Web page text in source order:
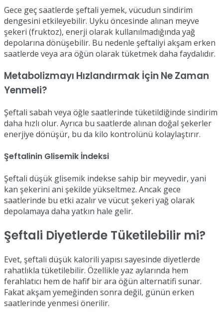
Gece geç saatlerde şeftali yemek, vücudun sindirim
dengesini etkileyebilir. Uyku öncesinde alınan meyve
şekeri (fruktoz), enerji olarak kullanılmadığında yağ
depolarına dönüşebilir. Bu nedenle şeftaliyi akşam erken
saatlerde veya ara öğün olarak tüketmek daha faydalıdır.
Metabolizmayı Hızlandırmak İçin Ne Zaman
Yenmeli?
Şeftali sabah veya öğle saatlerinde tüketildiğinde sindirim
daha hızlı olur. Ayrıca bu saatlerde alınan doğal şekerler
enerjiye dönüşür, bu da kilo kontrolünü kolaylaştırır.
Şeftalinin Glisemik İndeksi
Şeftali düşük glisemik indekse sahip bir meyvedir, yani
kan şekerini ani şekilde yükseltmez. Ancak gece
saatlerinde bu etki azalır ve vücut şekeri yağ olarak
depolamaya daha yatkın hale gelir.
Şeftali Diyetlerde Tüketilebilir mi?
Evet, şeftali düşük kalorili yapısı sayesinde diyetlerde
rahatlıkla tüketilebilir. Özellikle yaz aylarında hem
ferahlatıcı hem de hafif bir ara öğün alternatifi sunar.
Fakat akşam yemeğinden sonra değil, günün erken
saatlerinde yenmesi önerilir.